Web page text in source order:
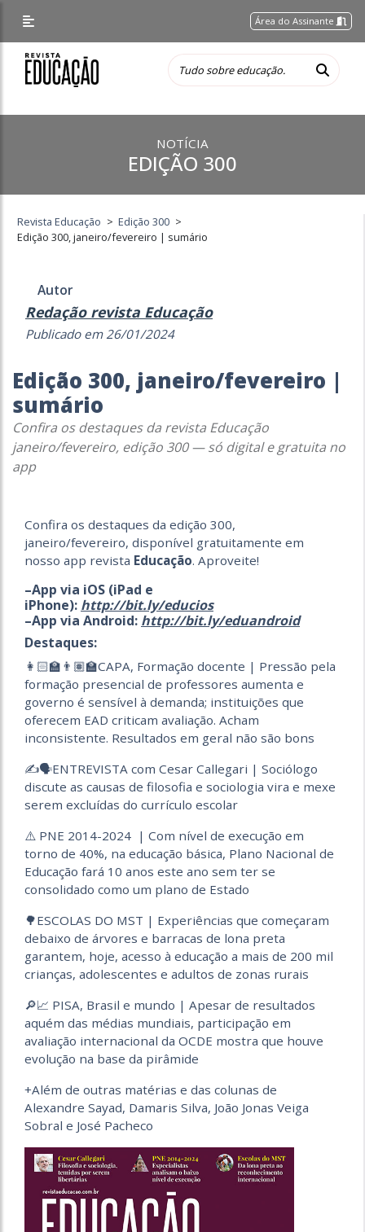
Área do Assinante
NOTÍCIA
EDIÇÃO 300
Revista Educação > Edição 300 >
Edição 300, janeiro/fevereiro | sumário
Autor
Redação revista Educação
Publicado em 26/01/2024
Edição 300, janeiro/fevereiro |
sumário
Confira os destaques da revista Educação
janeiro/fevereiro, edição 300 — só digital e gratuita no
app
Confira os destaques da edição 300,
janeiro/fevereiro, disponível gratuitamente em
nosso app revista Educação. Aproveite!
–App via iOS (iPad e
iPhone): http://bit.ly/educios
–App via Android: http://bit.ly/eduandroid
Destaques:
👩🏻‍🏫👨🏽‍🏫CAPA, Formação docente | Pressão pela
formação presencial de professores aumenta e
governo é sensível à demanda; instituições que
oferecem EAD criticam avaliação. Acham
inconsistente. Resultados em geral não são bons
✍️🗣️ENTREVISTA com Cesar Callegari | Sociólogo
discute as causas de filosofia e sociologia vira e mexe
serem excluídas do currículo escolar
⚠️ PNE 2014-2024 | Com nível de execução em
torno de 40%, na educação básica, Plano Nacional de
Educação fará 10 anos este ano sem ter se
consolidado como um plano de Estado
🌳ESCOLAS DO MST | Experiências que começaram
debaixo de árvores e barracas de lona preta
garantem, hoje, acesso à educação a mais de 200 mil
crianças, adolescentes e adultos de zonas rurais
🔎📈 PISA, Brasil e mundo | Apesar de resultados
aquém das médias mundiais, participação em
avaliação internacional da OCDE mostra que houve
evolução na base da pirâmide
+Além de outras matérias e das colunas de
Alexandre Sayad, Damaris Silva, João Jonas Veiga
Sobral e José Pacheco